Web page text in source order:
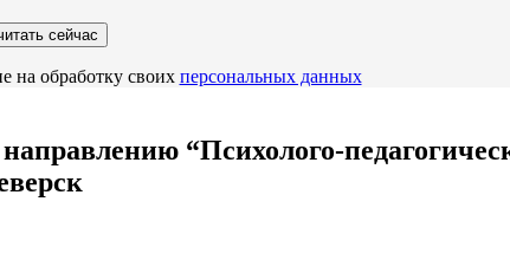
на обработку своих персональных данных
“Психолого-